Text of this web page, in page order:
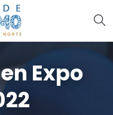
Expo